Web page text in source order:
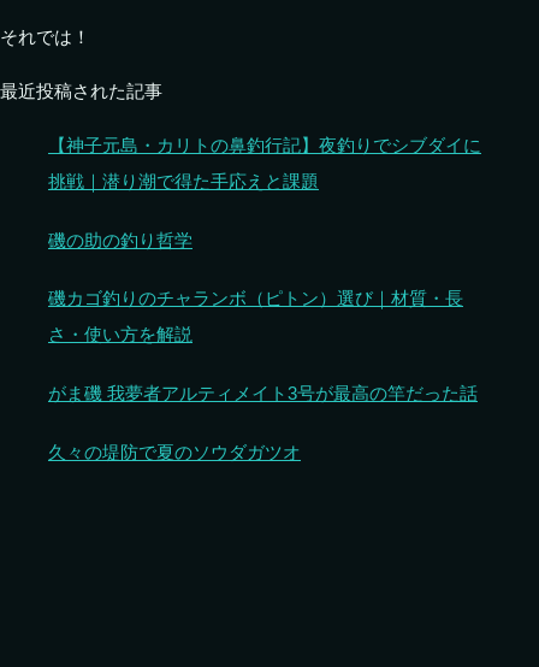
それでは！
最近投稿された記事
【神子元島・カリトの鼻釣行記】夜釣りでシブダイに
挑戦｜潜り潮で得た手応えと課題
磯の助の釣り哲学
磯カゴ釣りのチャランボ（ピトン）選び｜材質・長
さ・使い方を解説
がま磯 我夢者アルティメイト3号が最高の竿だった話
久々の堤防で夏のソウダガツオ